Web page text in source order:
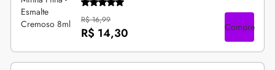
R$ 16,99
R$ 14,30 Compre